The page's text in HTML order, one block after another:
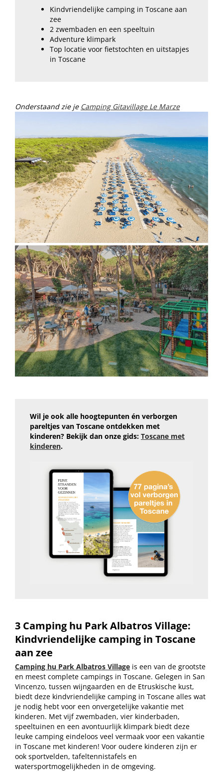
Kindvriendelijke camping in Toscane aan
zee
2 zwembaden en een speeltuin
Adventure klimpark
Top locatie voor fietstochten en uitstapjes
in Toscane
Onderstaand zie je Camping Gitavillage Le Marze
Wil je ook alle hoogtepunten én verborgen
pareltjes van Toscane ontdekken met
kinderen? Bekijk dan onze gids: Toscane met
kinderen.
3 Camping hu Park Albatros Village:
Kindvriendelijke camping in Toscane
aan zee
Camping hu Park Albatros Village is een van de grootste
en meest complete campings in Toscane. Gelegen in San
Vincenzo, tussen wijngaarden en de Etruskische kust,
biedt deze kindvriendelijke camping in Toscane alles wat
je nodig hebt voor een onvergetelijke vakantie met
kinderen. Met vijf zwembaden, vier kinderbaden,
speeltuinen en een avontuurlijk klimpark biedt deze
leuke camping eindeloos veel vermaak voor een vakantie
in Toscane met kinderen! Voor oudere kinderen zijn er
ook sportvelden, tafeltennistafels en
watersportmogelijkheden in de omgeving.